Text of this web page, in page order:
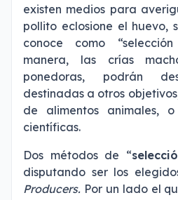
existen medios para
pollito eclosione el huevo,
conoce como
manera, las crías
ponedoras, podrán
destinadas a otros
de alimentos animales,
científicas.
Dos métodos de “
disputando ser los
Producers. Por un lado el